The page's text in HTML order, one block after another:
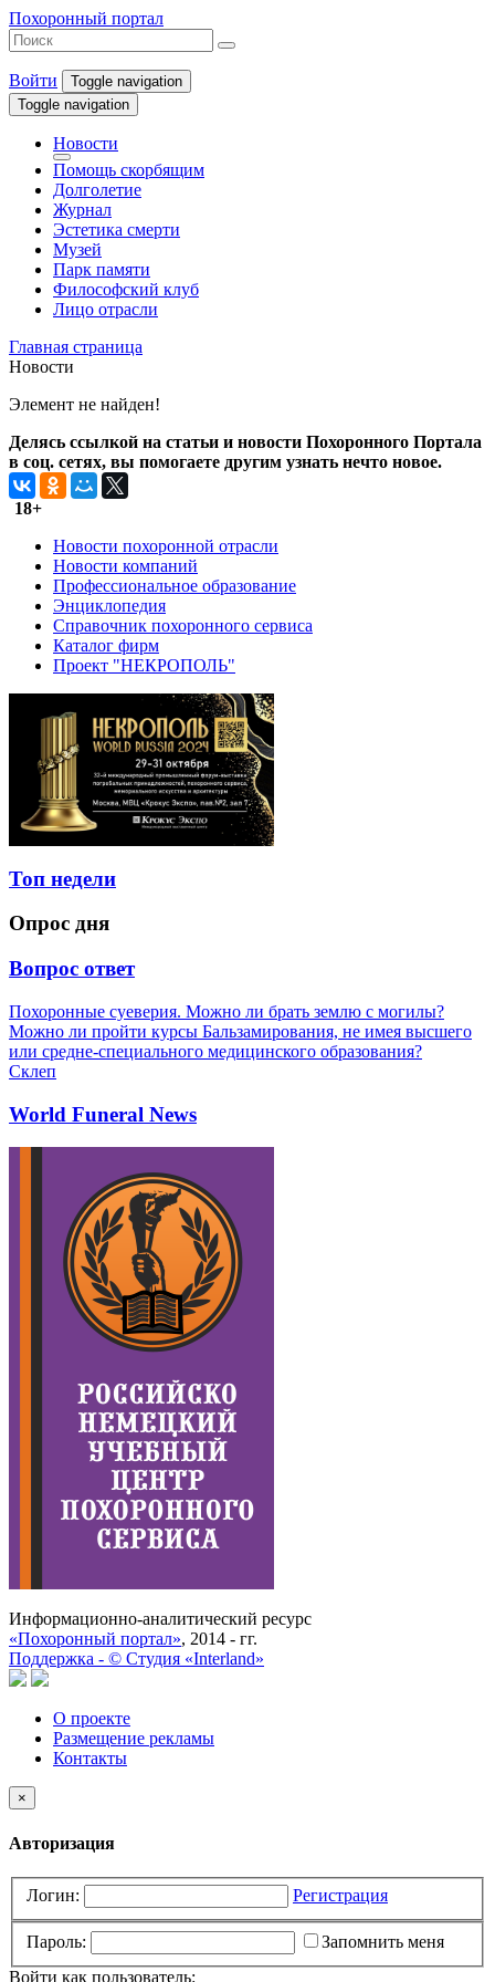
Похоронный портал
Войти
Toggle navigation
Toggle navigation
Новости
Помощь скорбящим
Долголетие
Журнал
Эстетика смерти
Музей
Парк памяти
Философский клуб
Лицо отрасли
Главная страница
Новости
Элемент не найден!
Делясь ссылкой на статьи и новости Похоронного Портала
в соц. сетях, вы помогаете другим узнать нечто новое.
18+
Новости похоронной отрасли
Новости компаний
Профессиональное образование
Энциклопедия
Справочник похоронного сервиса
Каталог фирм
Проект "НЕКРОПОЛЬ"
Топ недели
Опрос дня
Вопрос ответ
Похоронные суеверия. Можно ли брать землю с могилы?
Можно ли пройти курсы Бальзамирования, не имея высшего
или средне-специального медицинского образования?
Склеп
World Funeral News
Информационно-аналитический ресурс
«Похоронный портал», 2014 - гг.
Поддержка - © Cтудия «Interland»
О проекте
Размещение рекламы
Контакты
×
Авторизация
Логин: Регистрация
Пароль:
Запомнить меня
Войти как пользователь: